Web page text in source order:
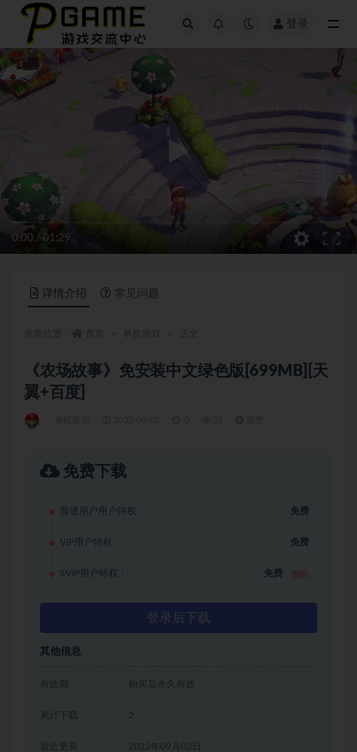
登录
0:00 / 01:29
详情介绍 常见问题
《农场故事》免安装中文绿色版[699MB][天
翼+百度]
免费下载
普通用户用户特权： 免费
VIP用户特权： 免费
SVIP用户特权： 免费
登录后下载
其他信息
有效期 购买后永久有效
累计下载 2
2022年09月02日
全部